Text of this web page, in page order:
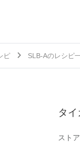
ピ SLB-Aのレシピ
タ
スト